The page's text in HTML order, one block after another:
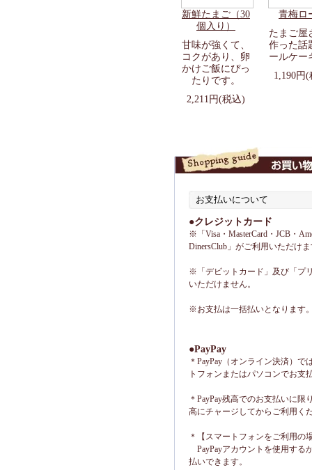
新鮮たまご（30
個入り）
甘味が強くて、
コクがあり、卵
かけご飯にぴっ
たりです。
2,211円(税込)
青梅ロ
たまご屋
作った話
ールケー
1,190円
お支払いについて
●クレジットカード
※「Visa・MasterCard・JCB・
DinersClub」がご利用いただけ
※「デビットカード」及び「プ
いただけません。
※お支払は一括払いとなります
●PayPay
＊PayPay（オンライン決済）で
トフォンまたはパソコンでお支
＊PayPay残高でのお支払いに限
高にチャージしてからご利用く
＊【スマートフォンをご利用の
PayPayアカウントを使用する
払いできます。